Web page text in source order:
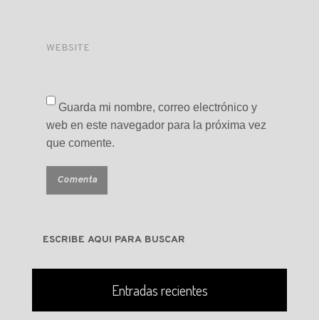
WEBSITE
Guarda mi nombre, correo electrónico y
web en este navegador para la próxima vez
que comente.
Entradas recientes